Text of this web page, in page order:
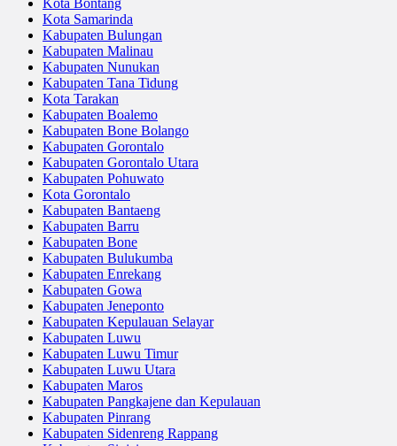
Kota Bontang
Kota Samarinda
Kabupaten Bulungan
Kabupaten Malinau
Kabupaten Nunukan
Kabupaten Tana Tidung
Kota Tarakan
Kabupaten Boalemo
Kabupaten Bone Bolango
Kabupaten Gorontalo
Kabupaten Gorontalo Utara
Kabupaten Pohuwato
Kota Gorontalo
Kabupaten Bantaeng
Kabupaten Barru
Kabupaten Bone
Kabupaten Bulukumba
Kabupaten Enrekang
Kabupaten Gowa
Kabupaten Jeneponto
Kabupaten Kepulauan Selayar
Kabupaten Luwu
Kabupaten Luwu Timur
Kabupaten Luwu Utara
Kabupaten Maros
Kabupaten Pangkajene dan Kepulauan
Kabupaten Pinrang
Kabupaten Sidenreng Rappang